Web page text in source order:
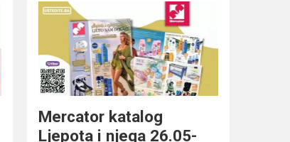
Mercator katalog
Ljepota i njega 26.05-